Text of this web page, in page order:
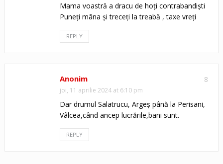
Mama voastră a dracu de hoți contrabandiști
Puneți mâna și treceți la treabă , taxe vreți
REPLY
8
Anonim
joi, 11 aprilie 2024 at 6:10 pm
Dar drumul Salatrucu, Argeș până la Perisani,
Vâlcea,când ancep lucrările,bani sunt.
REPLY